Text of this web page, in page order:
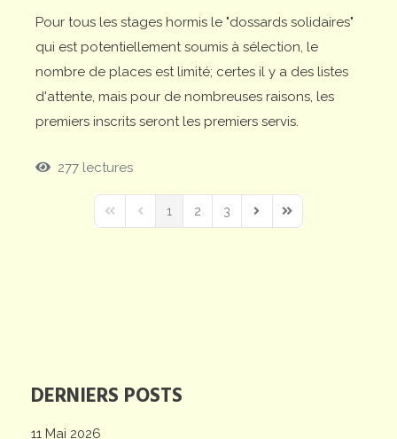
DERNIERS POSTS
11 Mai 2026
Pour tous les stages hormis le "dossards solidaires"
qui est potentiellement soumis à sélection, le
nombre de places est limité; certes il y a des listes
d'attente, mais pour de nombreuses raisons, les
premiers inscrits seront les premiers servis.
277 lectures
First PagePrevious Page
1 2 3
Next PageLast Page